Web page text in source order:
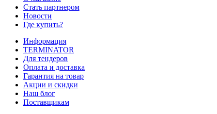
Стать партнером
Новости
Где купить?
Информация
TERMINATOR
Для тендеров
Оплата и доставка
Гарантия на товар
Акции и скидки
Наш блог
Поставщикам